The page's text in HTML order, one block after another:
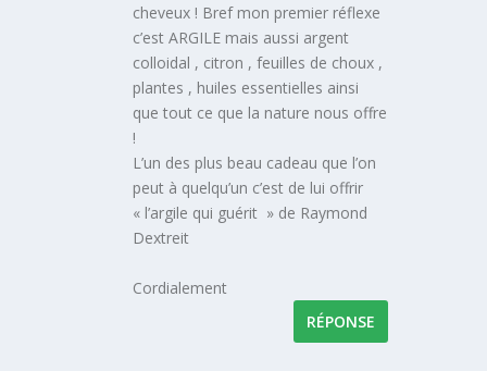
cheveux ! Bref mon premier réflexe
c’est ARGILE mais aussi argent
colloidal , citron , feuilles de choux ,
plantes , huiles essentielles ainsi
que tout ce que la nature nous offre
!
L’un des plus beau cadeau que l’on
peut à quelqu’un c’est de lui offrir
« l’argile qui guérit » de Raymond
Dextreit
Cordialement
RÉPONSE